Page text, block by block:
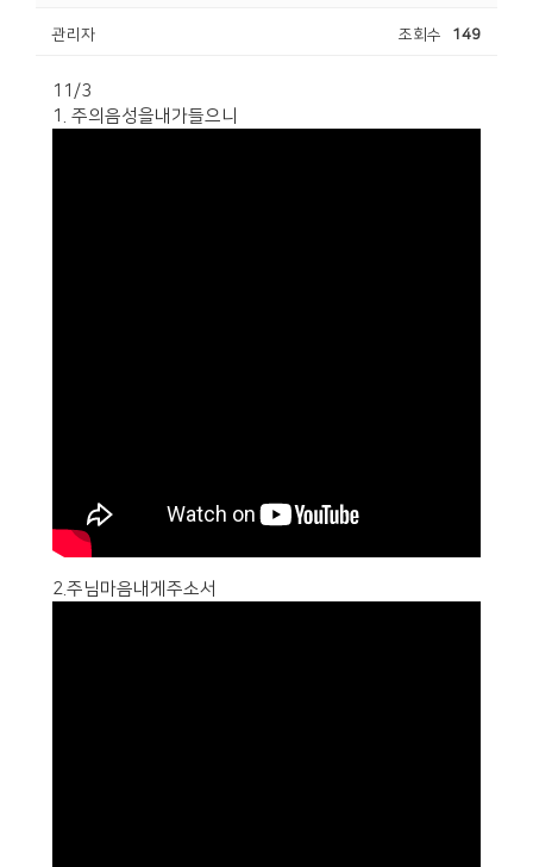
관리자 조회수 149
11/3
1. 주의음성을내가들으니
2.주님마음내게주소서